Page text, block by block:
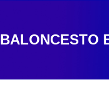
BALONCESTO